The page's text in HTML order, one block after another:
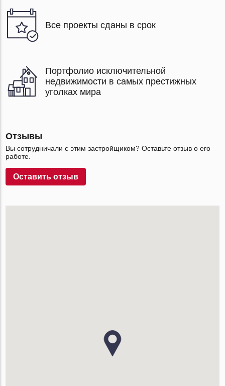
Все проекты сданы в срок
Портфолио исключительной
недвижимости в самых престижных
уголках мира
Отзывы
Вы сотрудничали с этим застройщиком? Оставьте отзыв о его
работе.
Оставить отзыв